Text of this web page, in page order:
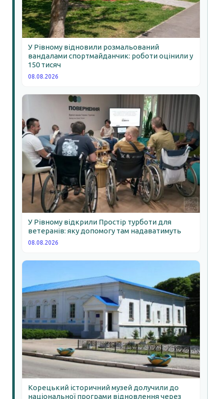
У Рівному відновили розмальований
вандалами спортмайданчик: роботи оцінили у
150 тисяч
08.08.2026
У Рівному відкрили Простір турботи для
ветеранів: яку допомогу там надаватимуть
08.08.2026
Корецький історичний музей долучили до
національної програми відновлення через